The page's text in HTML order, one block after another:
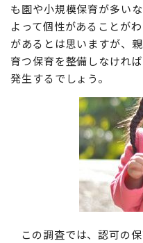
も園や小規模保育が多い
よって個性があることが
があるとは思いますが、
育つ保育を整備しなけれ
発生するでしょう。
この調査では、認可の